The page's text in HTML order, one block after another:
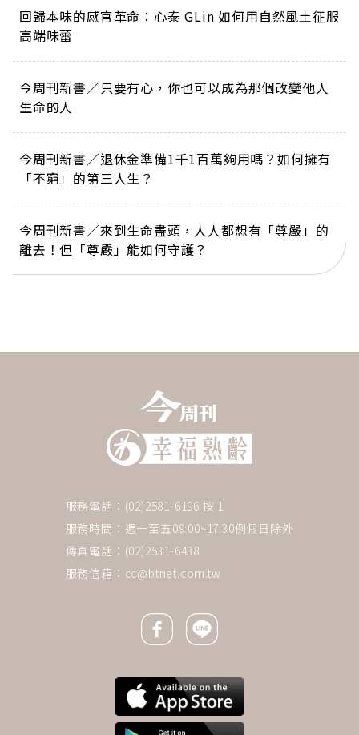
回歸本味的感官革命：心泰 GLin 如何用自然風土征服
高端味蕾
今周刊新書／只要有心，你也可以成為那個改變他人
生命的人
今周刊新書／退休金準備1千1百萬夠用嗎？如何擁有
「不窮」的第三人生？
今周刊新書／來到生命盡頭，人人都想有「尊嚴」的
離去！但「尊嚴」能如何守護？
服務電話：(02)2581-6196 按 1
服務時間：週一至五09:00~17:30例假日除外
傳真電話：(02)2531-6438
服務信箱： cc@btnet.com.tw
Facebook icon
Line icon